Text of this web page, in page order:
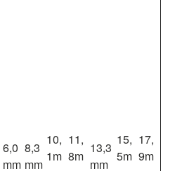
6,0
mm
8,3
mm
10,
1m
11,
8m
13,3
mm
15,
5m
17,
9m